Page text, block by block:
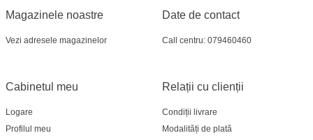
Multistore Centru - bd. Cantemir, 6
Crafti Comrat - str Pobeda,48
182
Crafti Ciocana - bd. Mircea cel Bătrân,17/3
Magazinele noastre
Vezi adresele magazinelor
Relații cu clienții
Condiții livrare
Modalități de plată
Cabinetul meu
Logare
Profilul meu
Date de contact
Call centru: 079460460